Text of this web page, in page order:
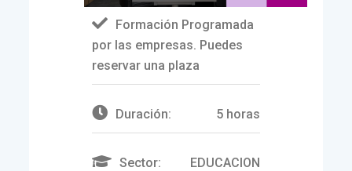
Formación Programada
por las empresas. Puedes
reservar una plaza
Duración: 5 horas
Sector: EDUCACION